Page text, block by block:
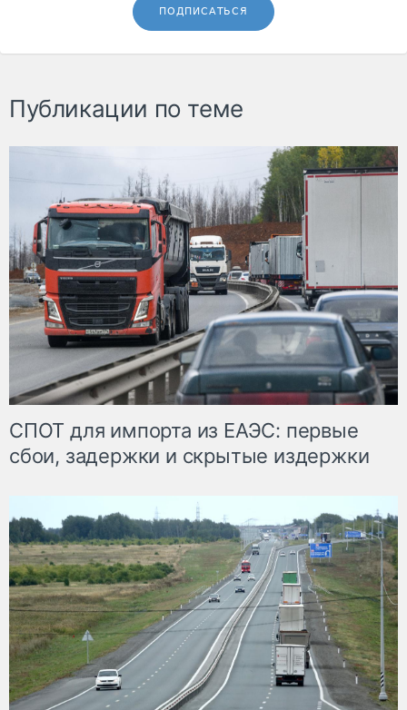
ПОДПИСАТЬСЯ
Публикации по теме
СПОТ для импорта из ЕАЭС: первые
сбои, задержки и скрытые издержки